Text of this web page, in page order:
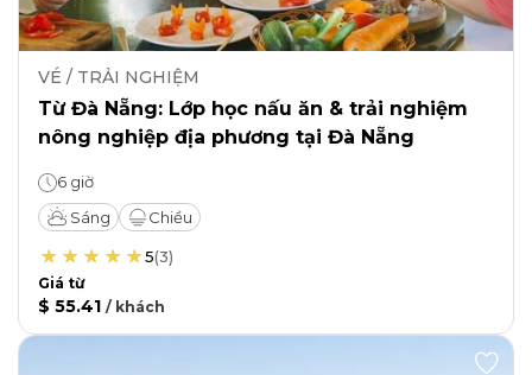
VÉ / TRẢI NGHIỆM
Từ Đà Nẵng: Lớp học nấu ăn & trải nghiệm
nông nghiệp địa phương tại Đà Nẵng
6 giờ
Sáng
Chiều
5(3)
Giá từ
$ 55.41 / khách